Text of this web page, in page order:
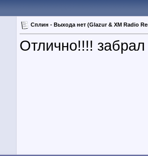
Сплин - Выхода нет (Glazur & XM Radio
Отлично!!!! забрал